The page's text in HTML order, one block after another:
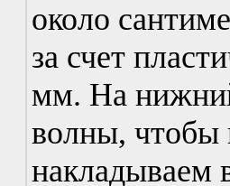
около
за счет
мм. На
волны, чтобы
накладываем